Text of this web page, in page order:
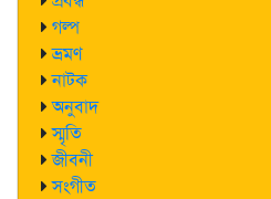
গল্প
ভ্রমণ
নাটক
অনুবাদ
স্মৃতি
জীবনী
সংগীত